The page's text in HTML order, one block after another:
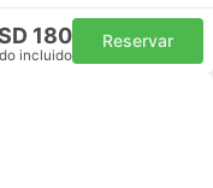
180
incluido
Reservar